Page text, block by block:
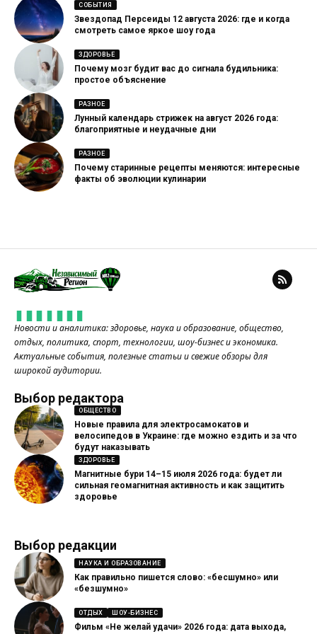
СОБЫТИЯ
Звездопад Персеиды 12 августа 2026: где и когда
смотреть самое яркое шоу года
ЗДОРОВЬЕ
Почему мозг будит вас до сигнала будильника:
простое объяснение
РАЗНОЕ
Лунный календарь стрижек на август 2026 года:
благоприятные и неудачные дни
РАЗНОЕ
Почему старинные рецепты меняются: интересные
факты об эволюции кулинарии
Новости и аналитика: здоровье, наука и образование, общество,
отдых, политика, спорт, технологии, шоу-бизнес и экономика.
Актуальные события, полезные статьи и свежие обзоры для
широкой аудитории.
Выбор редактора
ОБЩЕСТВО
Новые правила для электросамокатов и
велосипедов в Украине: где можно ездить и за что
будут наказывать
ЗДОРОВЬЕ
Магнитные бури 14–15 июля 2026 года: будет ли
сильная геомагнитная активность и как защитить
здоровье
Выбор редакции
НАУКА И ОБРАЗОВАНИЕ
Как правильно пишется слово: «бесшумно» или
«безшумно»
ОТДЫХ ШОУ-БИЗНЕС
Фильм «Не желай удачи» 2026 года: дата выхода,